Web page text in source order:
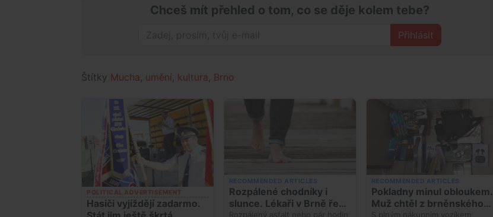
Chceš mít přehled o tom, co se děje kolem tebe?
Přihlásit
Štítky Mucha umění kultura Brno